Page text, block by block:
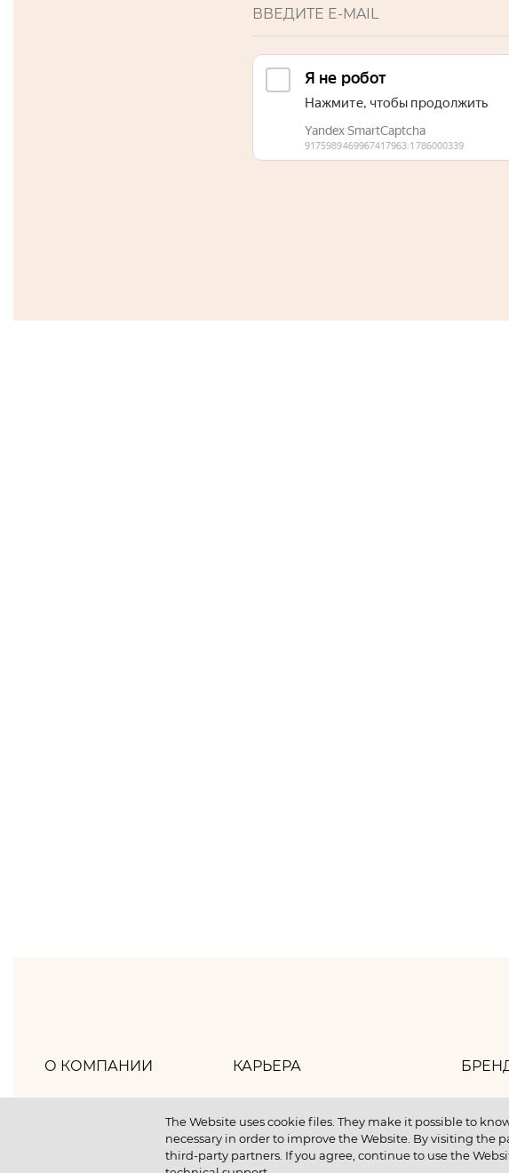
О КОМПАНИИ
Политика компании
КАРЬЕРА
Как мы отдыхаем
The Website uses cookie files. They make it possible to
necessary in order to improve the Website. By visiting the
third-party partners. If you agree, continue to use the